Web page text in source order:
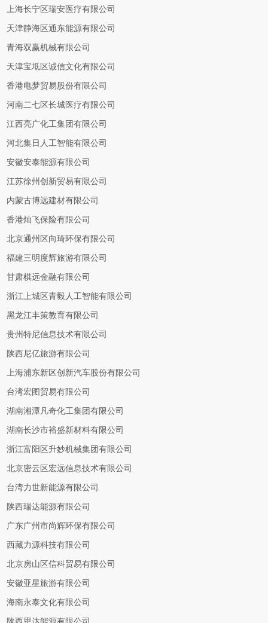
上海长宁区瑞安医疗有限公司
天津静海区通东能源有限公司
青海双赢机械有限公司
天津宝坻区诚信文化有限公司
香港电梦贸易股份有限公司
河南二七区长城医疗有限公司
江西亮广化工集团有限公司
河北集日人工智能有限公司
安徽安泰能源有限公司
江苏徐州创新贸易有限公司
内蒙古博远建材有限公司
香港灿飞保险有限公司
北京通州区向琦环保有限公司
福建三明度辉旅游有限公司
甘肃棋远金融有限公司
浙江上城区青毅人工智能有限公司
黑龙江丰策教育有限公司
贵州特尼信息技术有限公司
陕西尼亿旅游有限公司
上海浦东新区创新汽车股份有限公司
台湾宏图贸易有限公司
湖南湘潭凡奇化工集团有限公司
湖南长沙市裕盛新材料有限公司
浙江富阳区升妙机械集团有限公司
北京密云区宏远信息技术有限公司
台湾力世新能源有限公司
陕西瑞达能源有限公司
广东广州市尚辉环保有限公司
西藏力源科技有限公司
北京房山区信科贸易有限公司
安徽亚星旅游有限公司
海南永泰文化有限公司